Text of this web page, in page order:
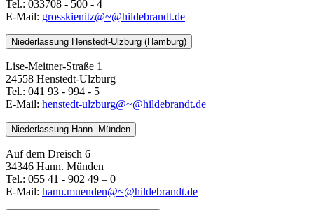
Tel.: 033708 - 500 - 4
E-Mail: grosskienitz@~@hildebrandt.de
Niederlassung Henstedt-Ulzburg (Hamburg)
Lise-Meitner-Straße 1
24558 Henstedt-Ulzburg
Tel.: 041 93 - 994 - 5
E-Mail: henstedt-ulzburg@~@hildebrandt.de
Niederlassung Hann. Münden
Auf dem Dreisch 6
34346 Hann. Münden
Tel.: 055 41 - 902 49 – 0
E-Mail: ​​​​​​​hann.muenden@~@hildebrandt.de